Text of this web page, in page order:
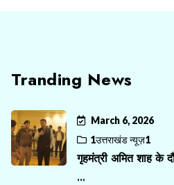
Tranding News
March 6, 2026
1उत्तराखंड न्यूज़1
गृहमंत्री अमित शाह के
...